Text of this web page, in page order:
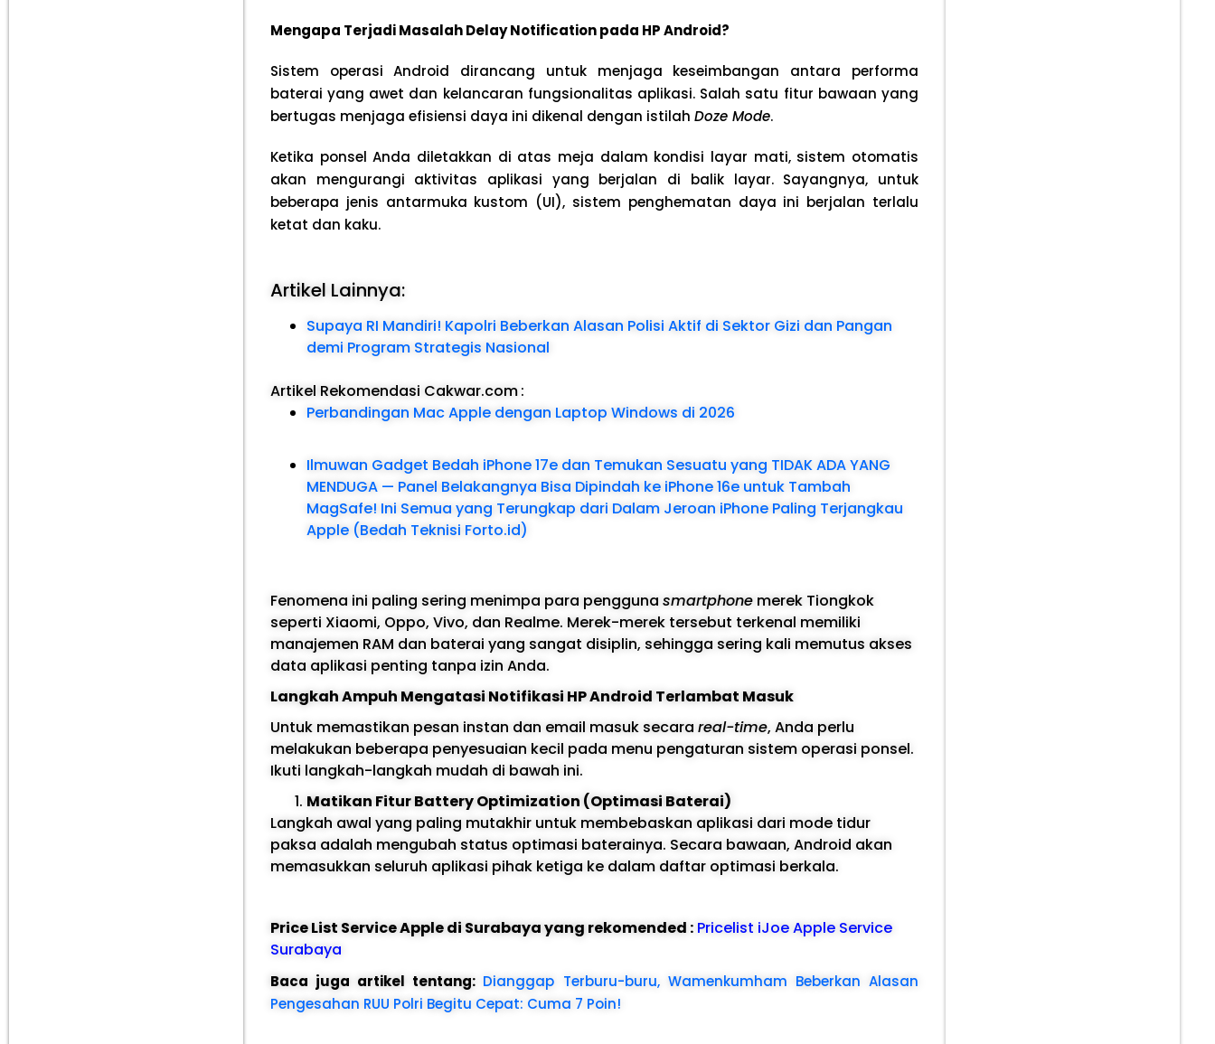
Mengapa Terjadi Masalah Delay Notification pada HP Android?
Sistem operasi Android dirancang untuk menjaga keseimbangan antara performa
baterai yang awet dan kelancaran fungsionalitas aplikasi. Salah satu fitur bawaan yang
bertugas menjaga efisiensi daya ini dikenal dengan istilah Doze Mode.
Ketika ponsel Anda diletakkan di atas meja dalam kondisi layar mati, sistem otomatis
akan mengurangi aktivitas aplikasi yang berjalan di balik layar. Sayangnya, untuk
beberapa jenis antarmuka kustom (UI), sistem penghematan daya ini berjalan terlalu
ketat dan kaku.
Artikel Lainnya:
Supaya RI Mandiri! Kapolri Beberkan Alasan Polisi Aktif di Sektor Gizi dan Pangan
demi Program Strategis Nasional
Artikel Rekomendasi Cakwar.com:
Perbandingan Mac Apple dengan Laptop Windows di 2026
Ilmuwan Gadget Bedah iPhone 17e dan Temukan Sesuatu yang TIDAK ADA YANG
MENDUGA — Panel Belakangnya Bisa Dipindah ke iPhone 16e untuk Tambah
MagSafe! Ini Semua yang Terungkap dari Dalam Jeroan iPhone Paling Terjangkau
Apple (Bedah Teknisi Forto.id)
Fenomena ini paling sering menimpa para pengguna smartphonemerek Tiongkok
seperti Xiaomi, Oppo, Vivo, dan Realme. Merek-merek tersebut terkenal memiliki
manajemen RAM dan baterai yang sangat disiplin, sehingga sering kali memutus akses
data aplikasi penting tanpa izin Anda.
Langkah Ampuh Mengatasi Notifikasi HP Android Terlambat Masuk
Untuk memastikan pesan instan dan email masuk secara real-time, Anda perlu
melakukan beberapa penyesuaian kecil pada menu pengaturan sistem operasi ponsel.
Ikuti langkah-langkah mudah di bawah ini.
Matikan Fitur Battery Optimization (Optimasi Baterai)
Langkah awal yang paling mutakhir untuk membebaskan aplikasi dari mode tidur
paksa adalah mengubah status optimasi baterainya. Secara bawaan, Android akan
memasukkan seluruh aplikasi pihak ketiga ke dalam daftar optimasi berkala.
Price List Service Apple di Surabaya yang rekomended : Pricelist iJoe Apple Service
Surabaya
Baca juga artikel tentang: Dianggap Terburu-buru, Wamenkumham Beberkan Alasan
Pengesahan RUU Polri Begitu Cepat: Cuma 7 Poin!